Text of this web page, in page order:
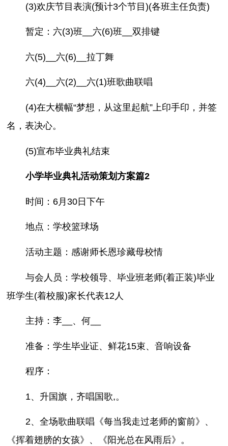
(3)欢庆节目表演(预计3个节目)(各班主任负责)
暂定：六(3)班__六(6)班__双排键
六(5)__六(6)__拉丁舞
六(4)__六(2)__六(1)班歌曲联唱
(4)在大横幅“梦想，从这里起航”上印手印，并签
名，表决心。
(5)宣布毕业典礼结束
小学毕业典礼活动策划方案篇2
时间：6月30日下午
地点：学校篮球场
活动主题：感谢师长恩珍藏母校情
与会人员：学校领导、毕业班老师(着正装)毕业
班学生(着校服)家长代表12人
主持：李__、何__
准备：学生毕业证、鲜花15束、音响设备
程序：
1、升国旗，齐唱国歌,。
2、全场歌曲联唱《每当我走过老师的窗前》、
《挥着翅膀的女孩》、《阳光总在风雨后》。